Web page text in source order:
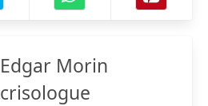
Edgar Morin
crisologue